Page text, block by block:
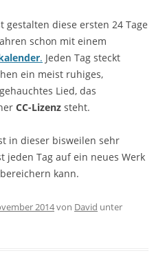
gestalten diese ersten 24 Tage
schon mit einem
. Jeden Tag steckt
ein meist ruhiges,
Lied, das
CC-Lizenz steht.
in dieser bisweilen sehr
jeden Tag auf ein neues Werk
kann.
2014von David unter